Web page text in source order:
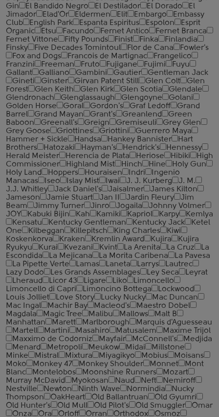
Gin
El Bandido Negro El Destilador El Dorado
El
Jimador
Elad'Or Eldermen Elit Embargo
Embassy
Club
English Park Espanta Espiritus Espolon
Esprit
Organic
Etsu Facundo Fernet Antico
Fernet Branca
Fernet Vittone
Fifty Pounds Finist Finka
Finlandia
Finsky
Five Decades Tomintoul Flor de Cana
Fowler's
Fox and Dogs
Francois de Martignac
Frangelico
Franzini
Freeman Fruto Fujigane Fujimi
Fuyu
Gallant
Galliano Gambini Gautier
Gentleman Jack
Gineti
Ginster Girvan Patent Still Glen Colt
Glen
Forest
Glen Keith Glen Kirk Glen Scotia
Glendale
Glendronach
Glenglassaugh Glengoyne
Golani
Golden Horse
Goral Gordon's Graf Ledoff
Grand
Barrel
Grand Mayan Grant's Greanlend
Green
Baboon
Greenall's Greign Gremiseuli
Grey Glen
Grey Goose
Griottines Griottini
Guerrero Maya
Hammer + Sickle
Handsa Hankey Bannister
Hart
Brothers
Hatozaki Hayman's Hendrick's
Hennessy
Herald Meister
Herencia de Plata Heriose Hibiki
High
Commissioner
Highland Mist Hinch Hine
Holy Gun
Holy Land
Hoppers Houraisen Indri
Ingenio
Manacas
Iseo Islay Mist Iwai J. J. Kurberg
J. M.
J.J. Whitley
Jack Daniel's Jaisalmer
James Kilton
Jameson
Jamie Stuart Jan II Jardin Fleury
Jim
Beam
Jimmy Turner Jinro Jogaila
Johnny Volmer
JOY
Kabuki Bijin Kah Kamiki Kapriol Karpy
Kemlya
Kensatu
Kentucky Gentleman Kentucky Jack
Ketel
One
Kilbeggan Killepitsch King Charles
Kiwi
Koskenkorva
Kraken Kremlin Award Kujira
Kujira
Ryukyu
Kurai Kvezani Kvint La Arenita La Cruz
La
Escondida
La Mejicana La Morita Caribena
La Pavesa
La Pipette Verte
Lamas Laneta Larrys
Lautrec
Lazy Dodo
Les Grands Assemblages Ley Seca
Leyrat
Lheraud
Licor 43 Ligare Liko
Limoncello
Limoncello di Capri
Limoncino Bottega
Lockwood
Louis Jolliet
Love Story Lucky Nucky
Mac Duncan
Mac Ingal
Machir Bay Macleod's
Maestro Dobel
Magdala
Magic Tree Malibu Mallows
Malt B
Manhattan
Marett Marlborough
Marquis d'Aguesseau
Martell
Martini Masahiro Matusalem
Maxime Trijol
Maxximo de Codorniz
Mayfair McConnell's
Medjida
Menard
Metropoli Meukow Midai
Millstone
Minke
Mistral Mixtura Miyagikyo Mobius
Moisans
Moko
Monkey 47 Monkey Shoulder Monnet
Mont
Blanc
Montelobos Moonshine Runners
Mozart
Murray McDavid
Myokosan Naud Neft
Nemiroff
Nestville
Newton Ninth Wave Normindia
Nucky
Thompson
OakHeart Old Ballantruan
Old Gyumri
Old Hunter's
Old Mull Old Pilot's Old Smuggler
Omar
Onza
Ora Orloff Orran Orthodox
Osmoz